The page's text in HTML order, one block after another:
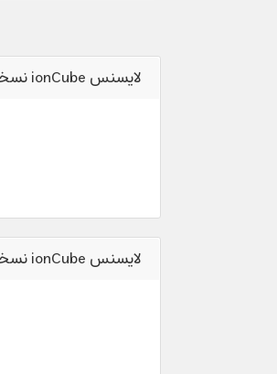
لایسنس ionCube نسخه Basic
لایسنس ionCube نسخه Pro